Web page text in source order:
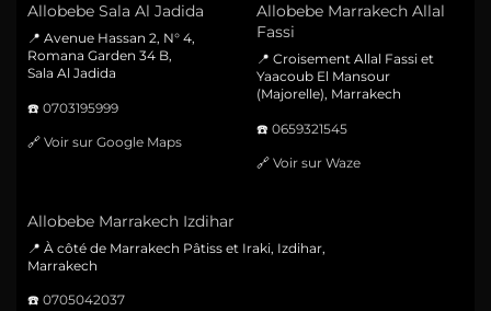
Allobebe Sala Al Jadida
📍 Avenue Hassan 2, N° 4,
Romana Garden 34 B,
Sala Al Jadida
☎️ 0703195999
🔗 Voir sur Google Maps
Allobebe Marrakech Allal
Fassi
📍 Croisement Allal Fassi et
Yaacoub El Mansour
(Majorelle), Marrakech
☎️ 0659321545
🔗 Voir sur Waze
Allobebe Marrakech Izdihar
📍 À côté de Marrakech Pâtiss et Iraki, Izdihar,
Marrakech
☎️ 0705042037